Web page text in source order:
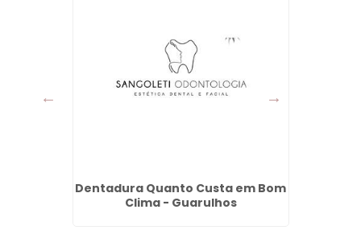
Dentadura Quanto Custa em Bom
Clima - Guarulhos